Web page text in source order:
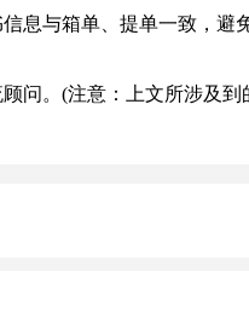
与箱单、提单一致，避
。(注意：上文所涉及到